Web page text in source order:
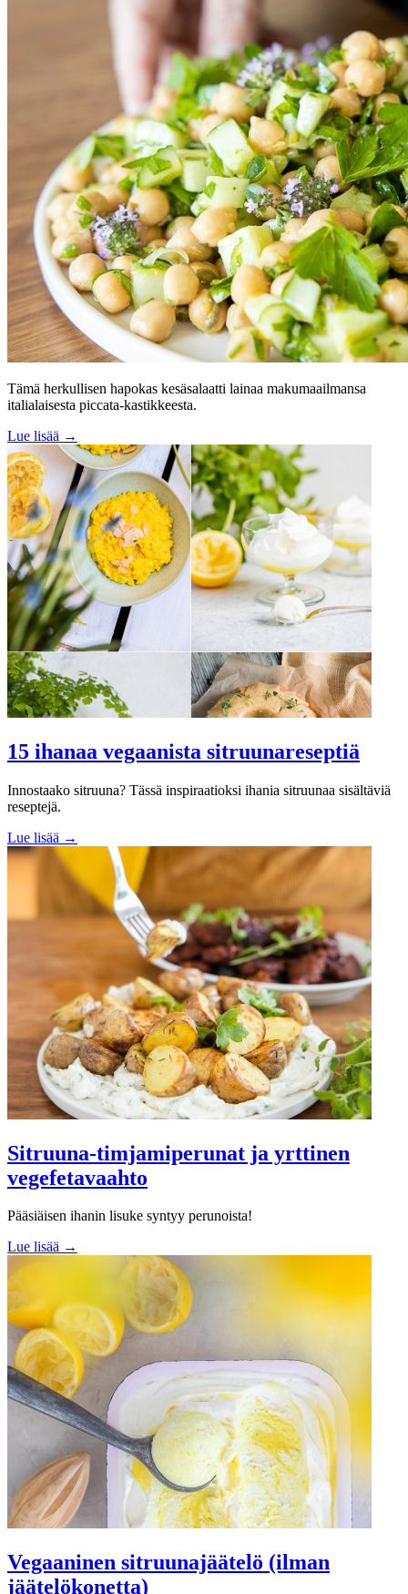
Tämä herkullisen hapokas kesäsalaatti lainaa makumaailmansa
italialaisesta piccata-kastikkeesta.
Lue lisää →
15 ihanaa vegaanista sitruunareseptiä
Innostaako sitruuna? Tässä inspiraatioksi ihania sitruunaa sisältäviä
reseptejä.
Lue lisää →
Sitruuna-timjamiperunat ja yrttinen
vegefetavaahto
Pääsiäisen ihanin lisuke syntyy perunoista!
Lue lisää →
Vegaaninen sitruunajäätelö (ilman
jäätelökonetta)